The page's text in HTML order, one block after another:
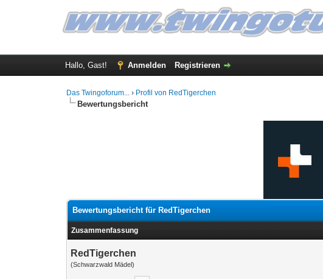
Hallo, Gast! Anmelden Registrieren
Das Twingoforum... › Profil von RedTigerchen
Bewertungsbericht
Bewertungsbericht für RedTigerchen
Zusammenfassung
RedTigerchen
(Schwarzwald Mädel)